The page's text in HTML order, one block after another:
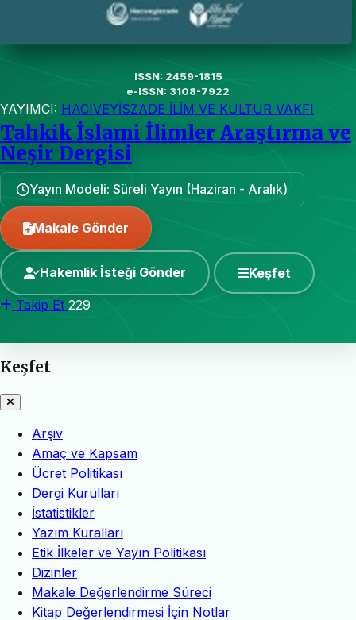
ISSN: 2459-1815
e-ISSN: 3108-7922
YAYIMCI: HACIVEYİSZADE İLİM VE KÜLTÜR VAKFI
Tahkik İslami İlimler Araştırma ve
Neşir Dergisi
Yayın Modeli: Süreli Yayın (Haziran - Aralık)
Makale Gönder
Hakemlik İsteği Gönder Keşfet
Takip Et 229
Keşfet
Arşiv
Amaç ve Kapsam
Ücret Politikası
Dergi Kurulları
İstatistikler
Yazım Kuralları
Etik İlkeler ve Yayın Politikası
Dizinler
Makale Değerlendirme Süreci
Kitap Değerlendirmesi İçin Notlar